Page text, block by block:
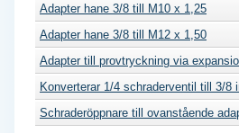
Adapter hane 3/8 till M10 x 1,25
Adapter hane 3/8 till M12 x 1,50
Adapter till provtryckning via
Konverterar 1/4 schraderventil till 3/8
Schraderöppnare till ovanstående